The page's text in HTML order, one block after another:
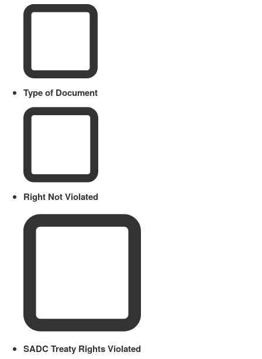
Type of Document
Right Not Violated
SADC Treaty Rights Violated